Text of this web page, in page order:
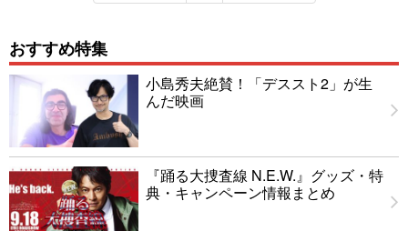
おすすめ特集
小島秀夫絶賛！「デススト2」が生
んだ映画
『踊る大捜査線 N.E.W.』グッズ・特
典・キャンペーン情報まとめ